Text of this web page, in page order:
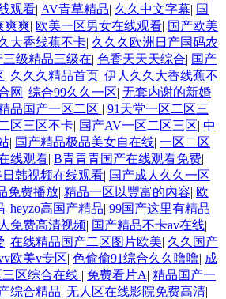
观看| AV青草精品| 久久中文字幕| 国
爽爽| 欧美一区男女在线观看| 国产欧美
大香线蕉不卡| 久久久欧洲日产国码农
三级精品三级在| 色香天天天综合| 国产
| 久久久精品首页| 伊人久久大香线蕉不
网 | 综合99久久一区| 无套内谢的新婚
品国产一区二区 | 91天堂一区二区三
区三区不卡| 国产AV一区二区三区| 中
| 国产精品极品美女自在线| 一区二区
线观看| B青青青国产在线观看免费|
日韩视频在线观看| 国产成人久久一区
免费播放| 精品一区以豐富的內容| 欧
| heyzo高国产精品| 99国产这里有精品
免费高清视频| 国产精品不卡av在线|
| 在线精品国产二区图片欧美| 久久国产
欧美v专区| 色偷偷91综合久久噜噜| 成
区综合在线 | 免费看片A| 精品国产一
综合精品| 无人区在线影院免费高清|